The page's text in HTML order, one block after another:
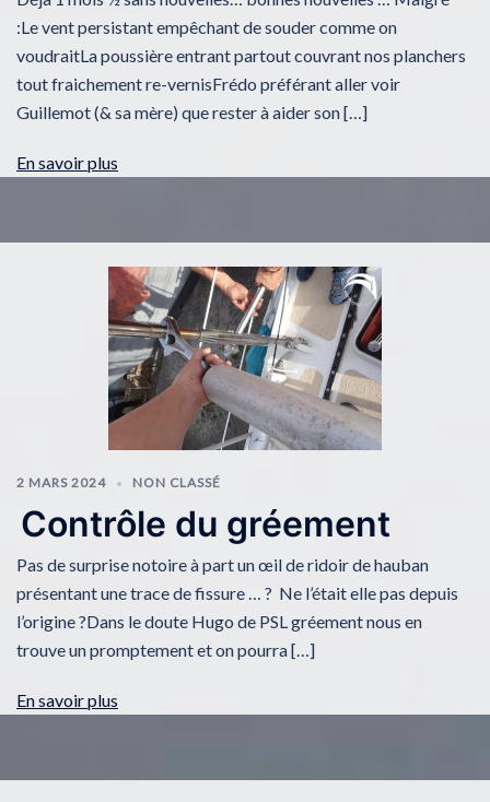
:Le vent persistant empêchant de souder comme on
voudraitLa poussière entrant partout couvrant nos planchers
tout fraichement re-vernisFrédo préférant aller voir
Guillemot (& sa mère) que rester à aider son […]
En savoir plus
2 MARS 2024 NON CLASSÉ
Contrôle du gréement
Pas de surprise notoire à part un œil de ridoir de hauban
présentant une trace de fissure … ? Ne l’était elle pas depuis
l’origine ?Dans le doute Hugo de PSL gréement nous en
trouve un promptement et on pourra […]
En savoir plus